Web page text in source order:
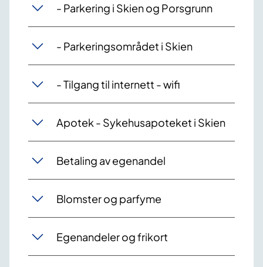
- Parkering i Skien og Porsgrunn
- Parkeringsområdet i Skien
- Tilgang til internett - wifi
Apotek - Sykehusapoteket i Skien
Betaling av egenandel
Blomster og parfyme
Egenandeler og frikort